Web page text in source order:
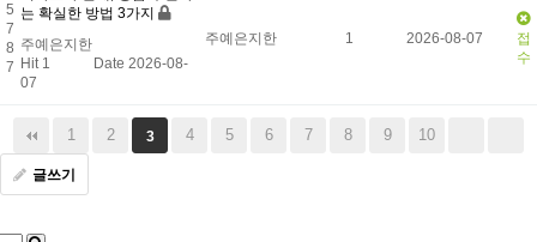
5
7
8
7
는 확실한 방법 3가지
주예은지한
Hit 1
Date 2026-08-
07
주예은지한 1 2026-08-07
접
수
1 2 3 4 5 6 7 8 9 10
글쓰기